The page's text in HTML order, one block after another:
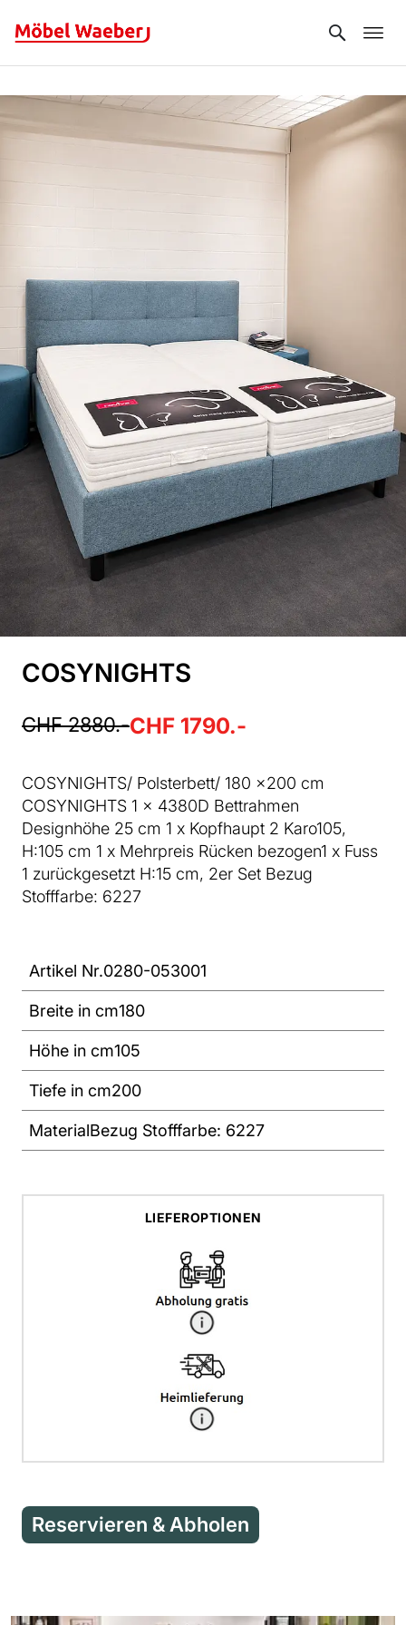
COSYNIGHTS
CHF 2880.-CHF 1790.-
COSYNIGHTS/ Polsterbett/ 180 x200 cm
COSYNIGHTS 1 x 4380D Bettrahmen
Designhöhe 25 cm 1 x Kopfhaupt 2 Karo105,
H:105 cm 1 x Mehrpreis Rücken bezogen1 x Fuss
1 zurückgesetzt H:15 cm, 2er Set Bezug
Stofffarbe: 6227
Artikel Nr.0280-053001
Breite in cm180
Höhe in cm105
Tiefe in cm200
MaterialBezug Stofffarbe: 6227
LIEFEROPTIONEN
Reservieren & Abholen